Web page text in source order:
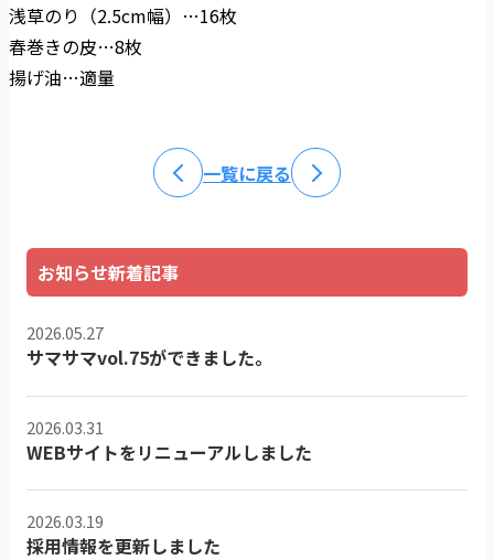
浅草のり（2.5cm幅）…16枚
春巻きの皮…8枚
揚げ油…適量
一覧に戻る
お知らせ新着記事
2026.05.27
サマサマvol.75ができました。
2026.03.31
WEBサイトをリニューアルしました
2026.03.19
採用情報を更新しました